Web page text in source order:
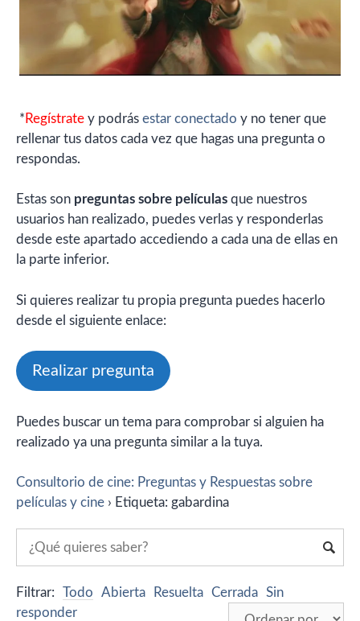
* Regístrate y podrás estar conectado y no tener que
rellenar tus datos cada vez que hagas una pregunta o
respondas.
Estas son preguntas sobre películas que nuestros
usuarios han realizado, puedes verlas y responderlas
desde este apartado accediendo a cada una de ellas en
la parte inferior.
Si quieres realizar tu propia pregunta puedes hacerlo
desde el siguiente enlace:
Realizar pregunta
Puedes buscar un tema para comprobar si alguien ha
realizado ya una pregunta similar a la tuya.
Consultorio de cine: Preguntas y Respuestas sobre
películas y cine › Etiqueta: gabardina
Filtrar: Todo Abierta Resuelta Cerrada Sin
responder